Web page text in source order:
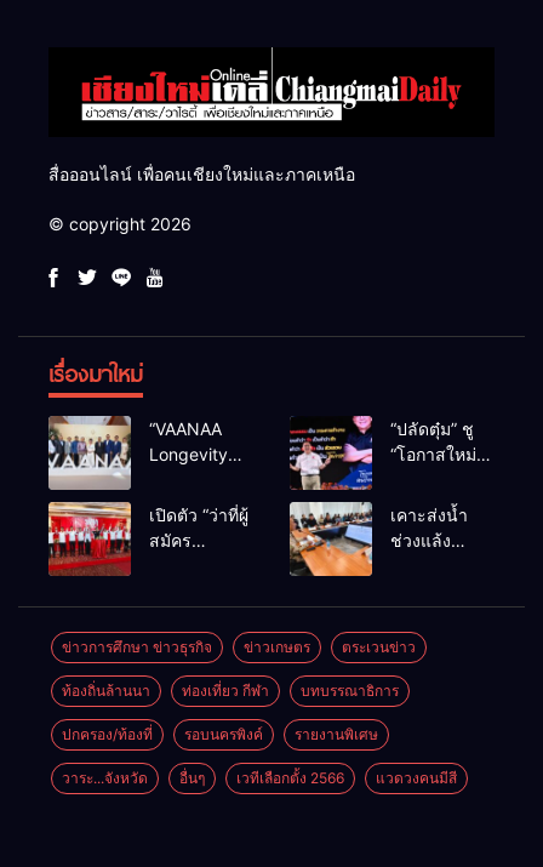
สื่อออนไลน์ เพื่อคนเชียงใหม่และภาคเหนือ
© copyright 2026
เรื่องมาใหม่
“VAANAA
Longevity
ศูนย์สุขภาพ
ไฮเอนต์ใหญ่
“ปลัดตุ๋ม” ชู
“โอกาสใหม่”
สู่ทางออก
ประเทศ ไม่ใช่
เปิดตัว “ว่าที่ผู้
สมัคร
เขตครบ ย้ำจะ
กลับมาทวง
เก้าอี้คืน
เคาะส่งน้ำ
ช่วงแล้ง
ลบ.ม. ให้
เกษตรกว่า 1
แสนไร่
ข่าวการศึกษา ข่าวธุรกิจ ข่าวเกษตร ตระเวนข่าว
ท้องถิ่นล้านนา ท่องเที่ยว กีฬา บทบรรณาธิการ
ปกครอง/ท้องที่ รอบนครพิงค์ รายงานพิเศษ
วาระ...จังหวัด อื่นๆ เวทีเลือกตั้ง 2566 แวดวงคนมีสี